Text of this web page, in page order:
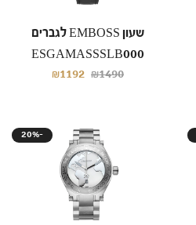
שעון EMBOSS לגברים
ESGAMASSSLB000
₪1192 ₪1490
20%-